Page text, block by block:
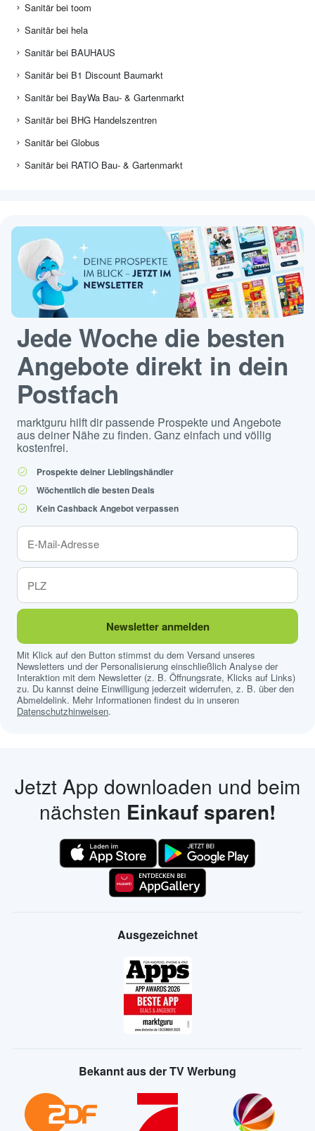
Sanitär bei toom
Sanitär bei hela
Sanitär bei BAUHAUS
Sanitär bei B1 Discount Baumarkt
Sanitär bei BayWa Bau- & Gartenmarkt
Sanitär bei BHG Handelszentren
Sanitär bei Globus
Sanitär bei RATIO Bau- & Gartenmarkt
Jede Woche die besten
Angebote direkt in dein
Postfach
marktguru hilft dir passende Prospekte und Angebote
aus deiner Nähe zu finden. Ganz einfach und völlig
kostenfrei.
Prospekte deiner Lieblingshändler
Wöchentlich die besten Deals
Kein Cashback Angebot verpassen
Newsletter anmelden
Mit Klick auf den Button stimmst du dem Versand unseres
Newsletters und der Personalisierung einschließlich Analyse der
Interaktion mit dem Newsletter (z. B. Öffnungsrate, Klicks auf Links)
zu. Du kannst deine Einwilligung jederzeit widerrufen, z. B. über den
Abmeldelink. Mehr Informationen findest du in unseren
Datenschutzhinweisen.
Jetzt App downloaden und beim
nächsten Einkauf sparen!
Ausgezeichnet
Bekannt aus der TV Werbung